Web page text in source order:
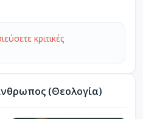
κριτικές
(Θεολογία)